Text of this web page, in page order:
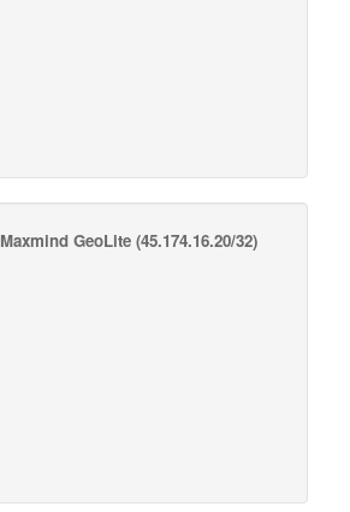
Maxmind GeoLite(45.174.16.20/32)